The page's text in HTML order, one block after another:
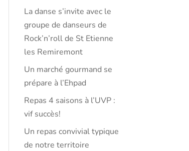
La danse s’invite avec le
groupe de danseurs de
Rock’n’roll de St Etienne
les Remiremont
Un marché gourmand se
prépare à l’Ehpad
Repas 4 saisons à l’UVP :
vif succès!
Un repas convivial typique
de notre territoire